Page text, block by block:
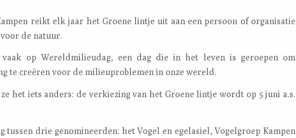
reikt elk jaar het Groene lintje uit aan een persoon of organisatie
de natuur.
op Wereldmilieudag, een dag die in het leven is geroepen om
te creëren voor de milieuproblemen in onze wereld.
het iets anders: de verkiezing van het Groene lintje wordt op 5 juni a.s.
tussen drie genomineerden: het Vogel en egelasiel, Vogelgroep Kampen